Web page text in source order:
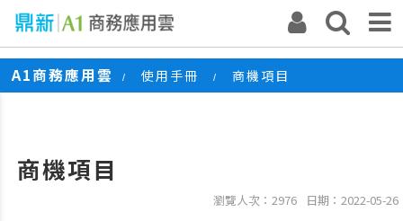
A1商務應用雲 / 使用手冊 / 商機項目
商機項目
瀏覽人次：2976 日期：2022-05-26